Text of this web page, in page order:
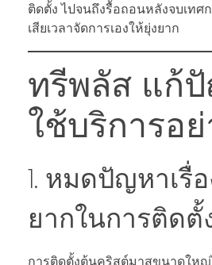
ติดตั้ง ไปจนถึงรื้อถอนหลังจบเทศ
เสียเวลาจัดการเองให้ยุ่งยาก
ทรีพลัส แก้
ใช้บริการอย่
1. หมดปัญหาเรื่
ยากในการติดตั้
การติดตั้งต้นคริสต์มาสขนาดใหญ่